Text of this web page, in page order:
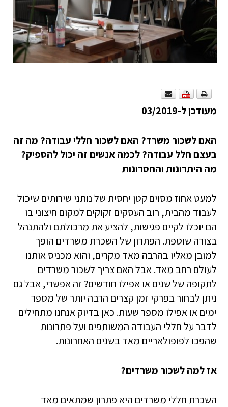
מעודכן ל-03/2019
האם לשכור משרד? האם לשכור חללי עבודה? מה זה
בעצם חלל עבודה? לכמה אנשים זה יכול להספיק?
מה היתרונות והחסרונות
למעט אחוז מסוים קטן יחסית של נותני שירותים שיכול
לעבוד מהבית, רוב העסקים זקוקים למקום חיצוני בו
הם יוכלו לקיים פגישות, להציע את מרכולתם ולהתנהל
בצורה שוטפת. הפתרון של השכרת משרדים הופך
למובן מאליו בהרבה מאד מקרים, והוא מכניס אותנו
לעולם רחב מאד. אבל האם צריך לשכור משרדים
לתקופה של שנים או אפילו חודשים? זה אפשרי, אבל גם
ניתן לבחור בפרקי זמן קצרים הרבה יותר של מספר
ימים או אפילו מספר שעות. כאן בדיוק אנחנו מתחילים
לדבר על חללי העבודה המשותפים ועל פתרונות
שהפכו לפופולאריים מאד בשנים האחרונות.
אז למה לשכור משרדים?
השכרת חללי משרדים היא פתרון שמתאים מאד